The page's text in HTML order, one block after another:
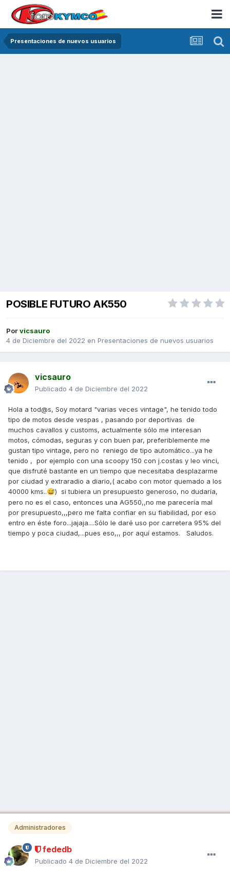
Presentaciones de nuevos usuarios
POSIBLE FUTURO AK550
Porvicsauro
4 de Diciembre del 2022 en Presentaciones de nuevos usuarios
vicsauro
Publicado 4 de Diciembre del 2022
Hola a tod@s, Soy motard "varias veces vintage", he tenido todo
tipo de motos desde vespas , pasando por deportivas de
muchos cavallos y customs, actualmente sólo me interesan
motos, cómodas, seguras y con buen par, preferiblemente me
gustan tipo vintage, pero no reniego de tipo automático...ya he
tenido , por ejemplo con una scoopy 150 con j.costas y leo vinci,
que disfruté bastante en un tiempo que necesitaba desplazarme
por ciudad y extraradio a diario,( acabo con motor quemado a los
40000 kms..😅) si tubiera un presupuesto generoso, no dudaría,
pero no es el caso, entonces una AG550,,no me parecería mal
por presupuesto,,,pero me falta confiar en su fiabilidad, por eso
entro en éste foro...jajaja....Sólo le daré uso por carretera 95% del
tiempo y poca ciudad,...pues eso,,, por aquí estamos. Saludos.
Administradores
fededb
Publicado 4 de Diciembre del 2022